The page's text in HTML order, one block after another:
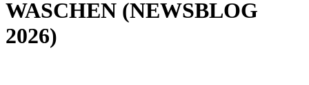
WASCHEN (NEWSBLOG
2026)